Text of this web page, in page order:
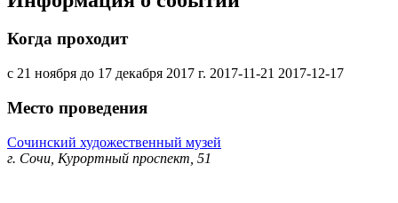
Когда проходит
с 21 ноября до 17 декабря 2017 г. 2017-11-21 2017-12-17
Место проведения
Сочинский художественный музей
г. Сочи, Курортный проспект, 51